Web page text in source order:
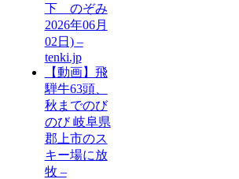
下 のぞみ
2026年06月
02日) –
tenki.jp
【動画】飛
騨牛63頭、
秋までのび
のび 岐阜県
郡上市のス
キー場に放
牧 –